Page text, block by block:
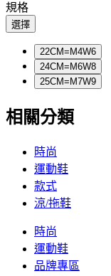
規格
選擇
22CM=M4W6
24CM=M6W8
25CM=M7W9
相關分類
時尚
運動鞋
款式
涼/拖鞋
時尚
運動鞋
品牌專區